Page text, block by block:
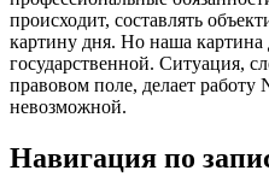
происходит, составлять
картину дня. Но наша картина
государственной. Ситуация,
правовом поле, делает работу
невозможной.
Навигация по